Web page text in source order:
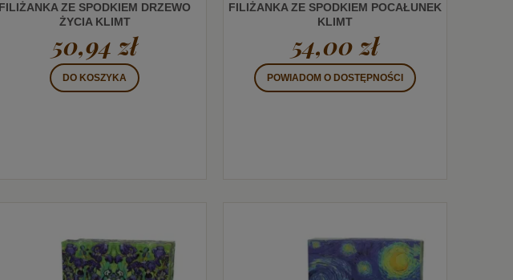
FILIŻANKA ZE SPODKIEM DRZEWO
ŻYCIA KLIMT
50,94 zł
DO KOSZYKA
FILIŻANKA ZE SPODKIEM POCAŁUNEK
KLIMT
54,00 zł
POWIADOM O DOSTĘPNOŚCI